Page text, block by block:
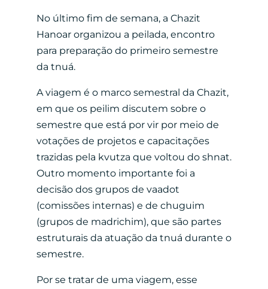
No último fim de semana, a Chazit
Hanoar organizou a peilada, encontro
para preparação do primeiro semestre
da tnuá.
A viagem é o marco semestral da Chazit,
em que os peilim discutem sobre o
semestre que está por vir por meio de
votações de projetos e capacitações
trazidas pela kvutza que voltou do shnat.
Outro momento importante foi a
decisão dos grupos de vaadot
(comissões internas) e de chuguim
(grupos de madrichim), que são partes
estruturais da atuação da tnuá durante o
semestre.
Por se tratar de uma viagem, esse